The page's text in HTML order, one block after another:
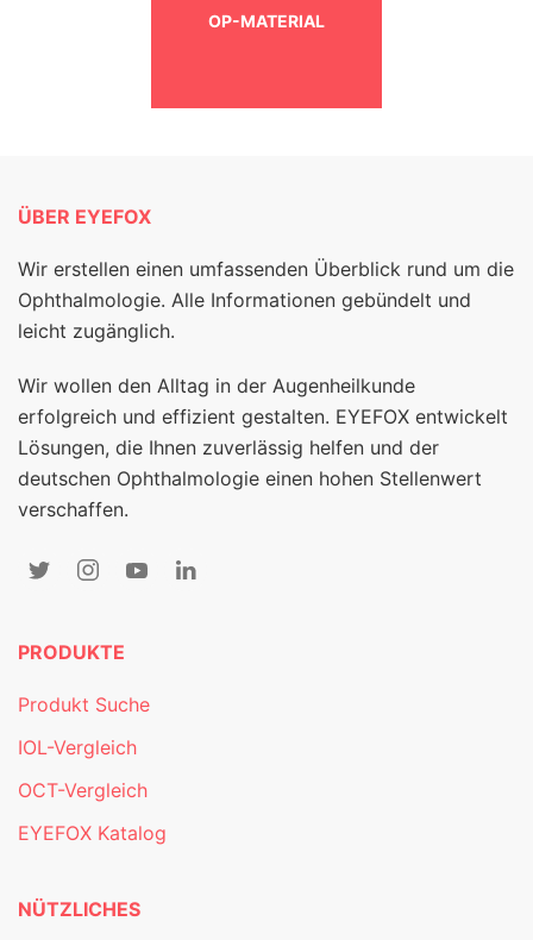
OP-MATERIAL
ÜBER EYEFOX
Wir erstellen einen umfassenden Überblick rund um die
Ophthalmologie. Alle Informationen gebündelt und
leicht zugänglich.
Wir wollen den Alltag in der Augenheilkunde
erfolgreich und effizient gestalten. EYEFOX entwickelt
Lösungen, die Ihnen zuverlässig helfen und der
deutschen Ophthalmologie einen hohen Stellenwert
verschaffen.
PRODUKTE
Produkt Suche
IOL-Vergleich
OCT-Vergleich
EYEFOX Katalog
NÜTZLICHES